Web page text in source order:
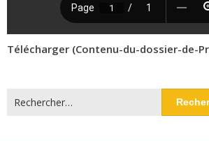
Télécharger (Contenu-du-dossier-de-